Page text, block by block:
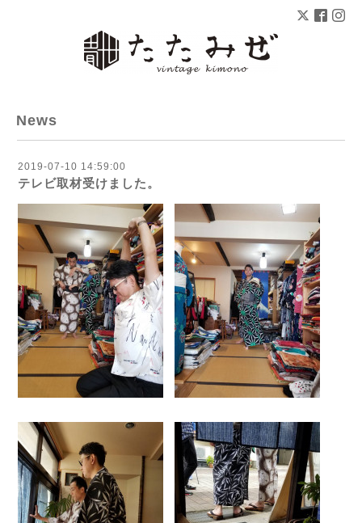
News
2019-07-10 14:59:00
テレビ取材受けました。